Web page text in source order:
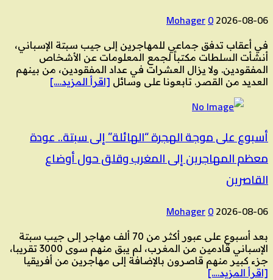
2026-08-06
Mohager0
في أعقاب تدفق جماعي للمهاجرين إلى جيب سبتة الإسباني،
أنشأت السلطات مكتباً لجمع المعلومات عن الأشخاص
المفقودين. ولا يزال العشرات في عداد المفقودين، من بينهم
العديد من القصر. تابعونا على وسائل [اقرأ المزيد….]
أسبوع على موجة الهجرة “الهائلة” إلى سبتة.. عودة
معظم المهاجرين إلى المغرب وقلق حول أوضاع
القاصرين
2026-08-06
Mohager0
بعد أسبوع على عبور أكثر من 70 ألف مهاجر إلى جيب سبتة
الإسباني قادمين من المغرب، لم يبق منهم سوى 3000 تقريبا،
جزء كبير منهم قاصرون بالإضافة إلى مهاجرين من أفريقيا
[اقرأ المزيد….]